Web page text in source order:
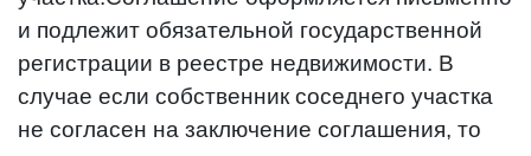
и подлежит обязательной государственной
регистрации в реестре недвижимости. В
случае если собственник соседнего участка
не согласен на заключение соглашения, то